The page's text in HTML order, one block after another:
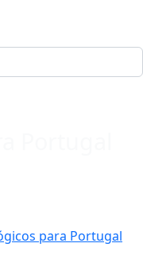
para Portugal